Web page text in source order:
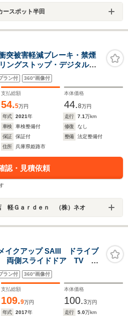
ースポット半田
被害軽減ブレーキ・禁煙
ングストップ・デジタルメ
ラン付 360°画像付
支払総額
54.5万円
本体価格
44.8万円
年式
2021年 走行 7.1万km
車検
車検整備付 修復
なし
保証
保証付 整備
法定整備付
住所
兵庫県姫路市
認・見積依頼
軽Ｇａｒｄｅｎ （株）ネオ
イクアップ SAIII ドライブ
両側スライドドア TV ク
軽減システム オートマチ
ー アイドリングストッ
ンチシート
ラン付 360°画像付
支払総額
109.9万円
本体価格
100.3万円
年式
2017年 走行 5.0万km